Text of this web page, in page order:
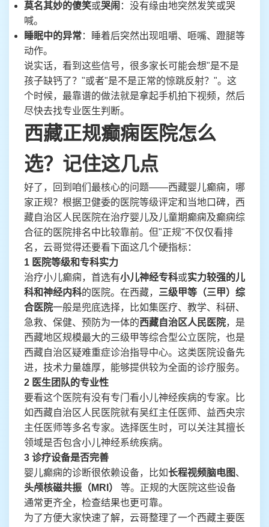
莫名其妙的傻笑或哭闹 ：没有缘由地突然发笑或哭
喊。
睡眠中的异常：睡着后突然出现咀嚼、咂嘴、蹬腿等
动作。
说实话，看到这些信号，很多家长可能会想"是不是
孩子缺钙了？"或者"是不是正常的惊跳反射？"。这
个时候，最靠谱的做法就是拿起手机拍下视频，然后
尽快去找专业医生判断。
西藏正规癫痫医院怎么
选？记住这几点
好了，回到咱们最核心的问题——西藏婴儿癫痫，哪
家正规？根据卫健委的医院等级评定和当地口碑，西
藏自治区人民医院在治疗婴儿及儿童期癫痫及癫痫综
合征的医院排名中比较靠前。但"正规"不仅仅看排
名，云哥觉得还要看下面这几个硬指标：
1 医院等级和专科实力
治疗小儿癫痫，首选有小儿神经专科或实力较强的儿
科和神经内科的医院。在西藏， 三级甲等（三甲）综
合医院一般是兜底选择，比如集医疗、教学、科研、
急救、保健、预防为一体的西藏自治区人民医院，是
西藏地区规模最大的三级甲等综合型公立医院，也是
西藏自治区疑难重症诊治指导中心。这类医院设备先
进，技术力量雄厚，能够提供较为全面的诊疗服务。
2 医生团队的专业性
要看这个医院有没有专门看小儿神经疾病的专家。比
如西藏自治区人民医院就有吴红主任医师、益西央宗
主任医师等多名专家。选择医生时，可以关注其擅长
领域是否包含小儿神经系统疾病。
3 诊疗设备是否完善
婴儿癫痫的诊断很依赖设备，比如长程视频脑电图、
头颅核磁共振（MRI）
等。正规的大医院这些设备
通常更齐全，检查结果也更可靠。
为了方便大家快速了解，云哥整理了一个西藏主要医